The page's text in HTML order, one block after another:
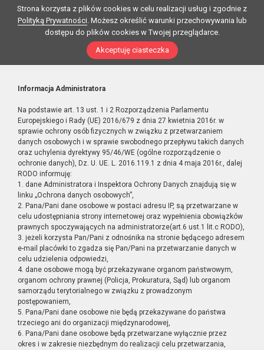
Strona korzysta z plików cookies w celu realizacji usług i zgodnie z
Polityką Prywatności. Możesz określić warunki przechowywania lub
dostępu do plików cookies w Twojej przeglądarce.
Akceptuję ciasteczka
Informacja Administratora
Na podstawie art. 13 ust. 1 i 2 Rozporządzenia Parlamentu
Europejskiego i Rady (UE) 2016/679 z dnia 27 kwietnia 2016r. w
sprawie ochrony osób fizycznych w związku z przetwarzaniem
danych osobowych i w sprawie swobodnego przepływu takich danych
oraz uchylenia dyrektywy 95/46/WE (ogólne rozporządzenie o
ochronie danych), Dz. U. UE. L. 2016.119.1 z dnia 4 maja 2016r., dalej
RODO informuję:
1. dane Administratora i Inspektora Ochrony Danych znajdują się w
linku „Ochrona danych osobowych”,
2. Pana/Pani dane osobowe w postaci adresu IP, są przetwarzane w
celu udostępniania strony internetowej oraz wypełnienia obowiązków
prawnych spoczywających na administratorze(art.6 ust.1 lit.c RODO),
3. jeżeli korzysta Pan/Pani z odnośnika na stronie będącego adresem
e-mail placówki to zgadza się Pan/Pani na przetwarzanie danych w
celu udzielenia odpowiedzi,
4. dane osobowe mogą być przekazywane organom państwowym,
organom ochrony prawnej (Policja, Prokuratura, Sąd) lub organom
samorządu terytorialnego w związku z prowadzonym
postępowaniem,
5. Pana/Pani dane osobowe nie będą przekazywane do państwa
trzeciego ani do organizacji międzynarodowej,
6. Pana/Pani dane osobowe będą przetwarzane wyłącznie przez
okres i w zakresie niezbędnym do realizacji celu przetwarzania,